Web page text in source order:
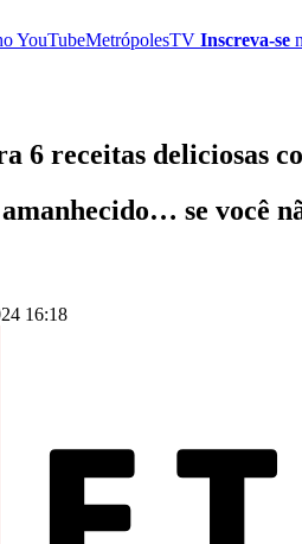
YouTubeMetrópolesTV Inscreva-se
6 receitas deliciosas
se você
16:18